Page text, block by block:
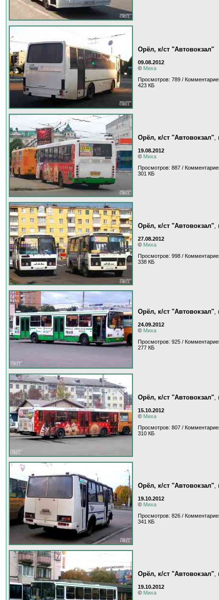
Орёл, к/ст "Автовокзал"
09.08.2012
© Миха
Просмотров: 789 /
423 КБ
Орёл, к/ст "Автовокзал"
19.08.2012
© Миха
Просмотров: 887 /
301 КБ
Орёл, к/ст "Автовокзал"
27.08.2012
© Миха
Просмотров: 998 /
338 КБ
Орёл, к/ст "Автовокзал"
24.09.2012
© Миха
Просмотров: 925 /
277 КБ
Орёл, к/ст "Автовокзал"
15.10.2012
© Миха
Просмотров: 807 /
310 КБ
Орёл, к/ст "Автовокзал"
19.10.2012
© Миха
Просмотров: 826 /
341 КБ
Орёл, к/ст "Автовокзал"
19.10.2012
© Миха